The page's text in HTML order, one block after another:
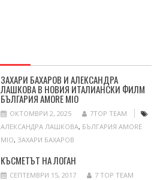
ЗАХАРИ БАХАРОВ И АЛЕКСАНДРА
ЛАШКОВА В НОВИЯ ИТАЛИАНСКИ ФИЛМ
БЪЛГАРИЯ AMORE MIO
ОКТОМВРИ 2, 2025
7TOP TEAM
АЛЕКСАНДРА ЛАШКОВА, БЪЛГАРИЯ AMORE
MIO, ЗАХАРИ БАХАРОВ
КЪСМЕТЪТ НА ЛОГАН
СЕПТЕМВРИ 15, 2017
7 TOP TEAM